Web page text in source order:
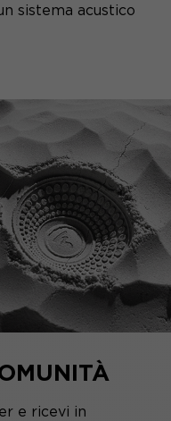
sistema acustico
e ricevi in